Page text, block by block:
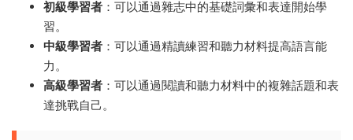
初級學習者 ：可以通過雜志中的基礎詞彙和表達開始學
習。
中級學習者 ：可以通過精讀練習和聽力材料提高語言能
力。
高級學習者 ：可以通過閱讀和聽力材料中的複雜話題和表
達挑戰自己。